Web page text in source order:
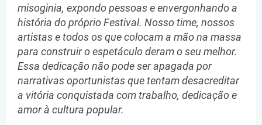
misoginia, expondo pessoas e envergonhando a
história do próprio Festival. Nosso time, nossos
artistas e todos os que colocam a mão na massa
para construir o espetáculo deram o seu melhor.
Essa dedicação não pode ser apagada por
narrativas oportunistas que tentam desacreditar
a vitória conquistada com trabalho, dedicação e
amor à cultura popular.